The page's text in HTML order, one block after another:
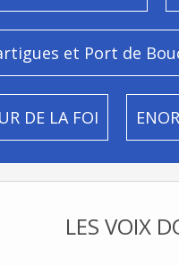
et Port de
DE LA FOI
LES VOIX